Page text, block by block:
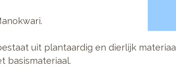
uit plantaardig en dierlijk
basismateriaal.